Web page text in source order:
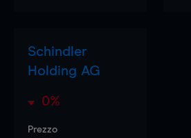
Schindler
Holding AG
0%
Prezzo